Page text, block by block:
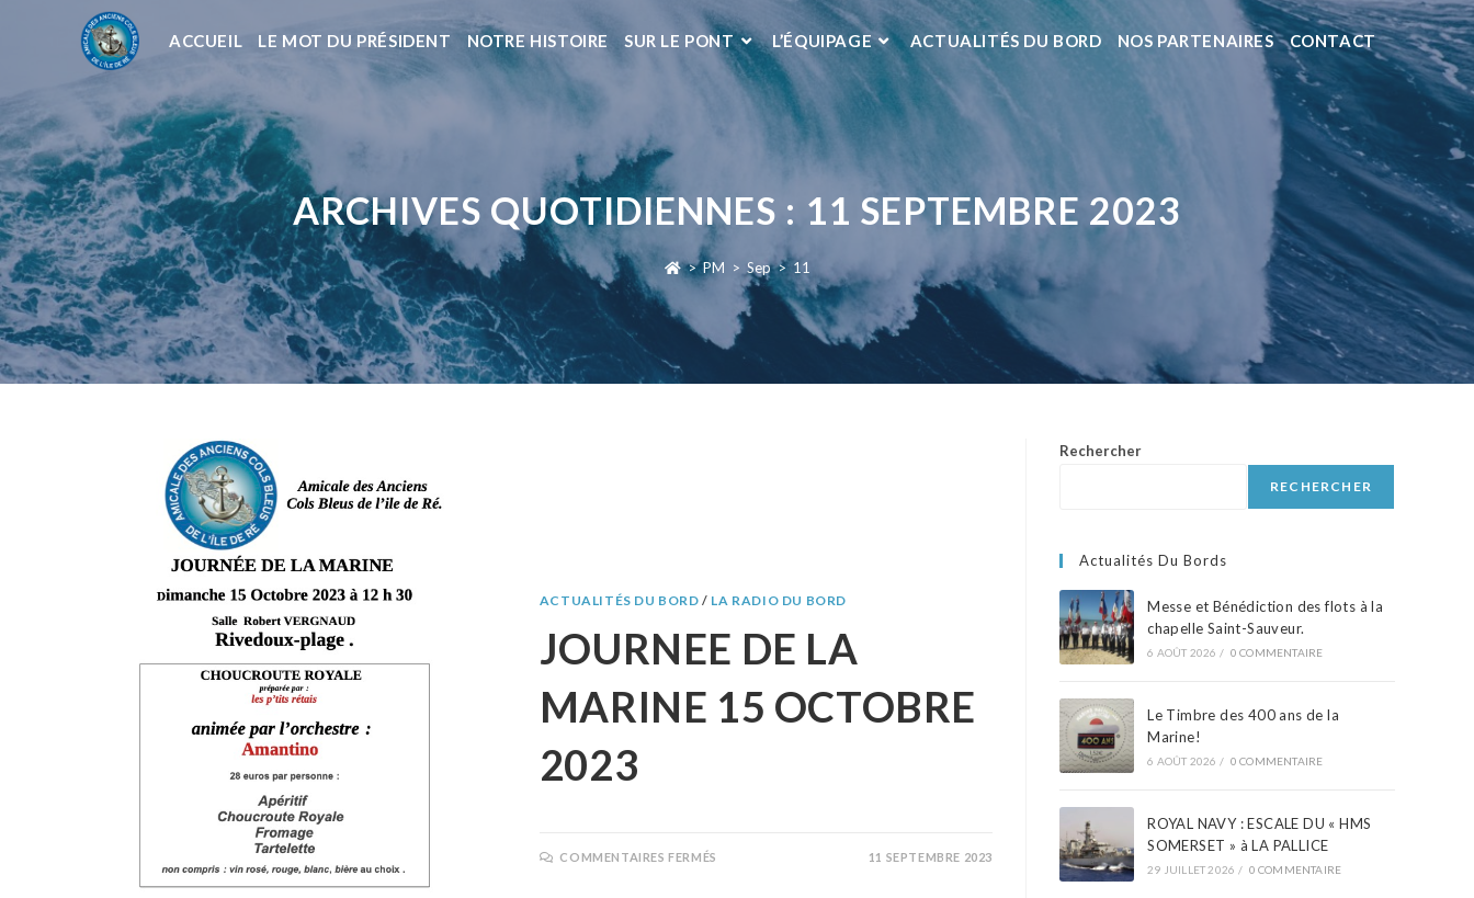
ACCUEIL LE MOT DU PRÉSIDENT NOTRE HISTOIRE SUR LE PONT L’ÉQUIPAGE ACTUALITÉS DU BORD NOS PARTENAIRES CONTACT
ARCHIVES QUOTIDIENNES : 11 SEPTEMBRE 2023
> PM > Sep > 11
ACTUALITÉS DU BORD / LA RADIO DU BORD
JOURNEE DE LA
MARINE 15 OCTOBRE
2023
COMMENTAIRES FERMÉS 11 SEPTEMBRE 2023
Rechercher
RECHERCHER
Actualités Du Bords
Messe et Bénédiction des flots à la
chapelle Saint-Sauveur.
6 AOÛT 2026 / 0 COMMENTAIRE
Le Timbre des 400 ans de la
Marine!
6 AOÛT 2026 / 0 COMMENTAIRE
ROYAL NAVY : ESCALE DU « HMS
SOMERSET » à LA PALLICE
29 JUILLET 2026 / 0 COMMENTAIRE